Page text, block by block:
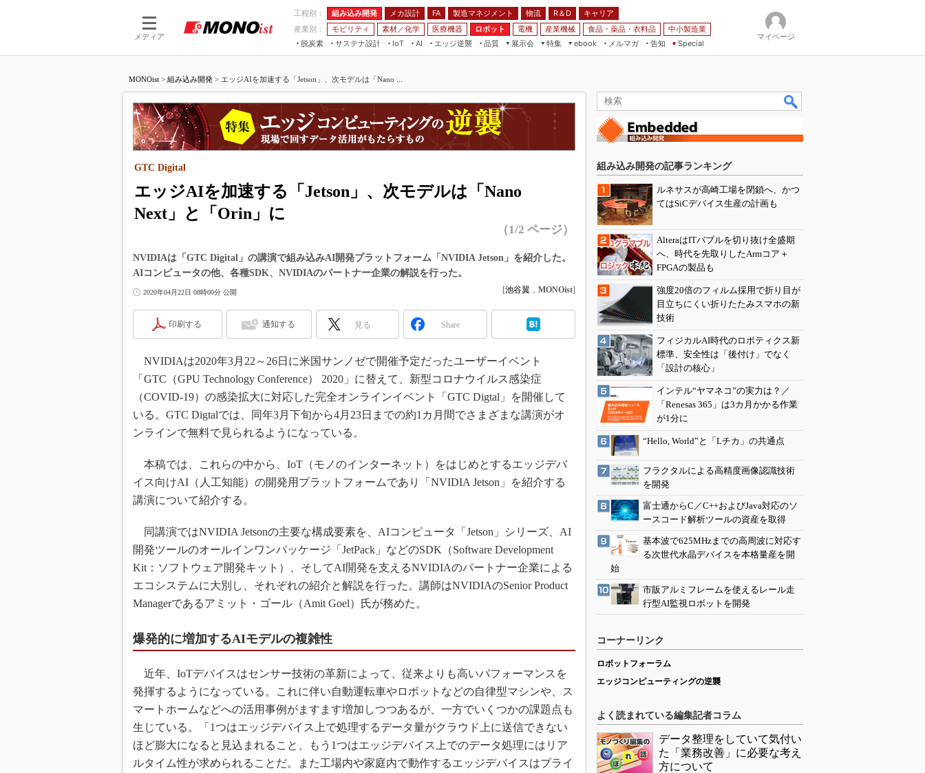
メディア
工程別： 組み込み開発 メカ設計 FA 製造マネジメント 物流 R＆D
キャリア
産業別：
モビリティ 素材／化学 医療機器 ロボット 電機 産業機械 食品・薬品・衣料品
中小製造業
脱炭素
サステナ設計
IoT
つながる工場
つながるサービス
AI
AI×設備保全
Physical AI
エッジ逆襲 品質
展示会
JIMTOF
組込み/エッジ コンピューティング
展＆IoT/5Gソリューション展
IIFES
国際ロボット展
TECHNO-FRONTIER
EdgeTech+
日本ものづくりワールド
産業オープンネット展
特集
5G
VR／AR
フィールドサービス
組み込み画像技術
ISO26262
3Dプリンタ
デジタルツインとCAE
S＆OP
インダストリー4.0
イノベーション
製造業ビッグデータ
植物工場
知財マネジメント
グローバル設計・開発
制御セキュリティ
新型コロナへの対応
ebook
製造マネジメント
FA
モビリティ
メルマガ
告知 Special
マイページ
MONOist > 組み込み開発 > エッジAIを加速する「Jetson」、次モデルは「Nano ...
エッジAIを加速する「Jetson」、次モデルは「Nano
Next」と「Orin」に
GTC Digital
（1/2 ページ）
NVIDIAは「GTC Digital」の講演で組み込みAI開発プラットフォーム「NVIDIA Jetson」を紹介した。
AIコンピュータの他、各種SDK、NVIDIAのパートナー企業の解説を行った。
2020年04月22日 08時00分 公開 [池谷翼 ， MONOist]
印刷する 通知する 見る Share
NVIDIAは2020年3月22～26日に米国サンノゼで開催予定だったユーザーイベント
「GTC（GPU Technology Conference） 2020」に替えて、新型コロナウイルス感染症
（COVID-19）の感染拡大に対応した完全オンラインイベント「GTC Digtal」を開催して
いる。GTC Digtalでは、同年3月下旬から4月23日までの約1カ月間でさまざまな講演がオ
ンラインで無料で見られるようになっている。
本稿では、これらの中から、IoT（モノのインターネット）をはじめとするエッジデバ
イス向けAI（人工知能）の開発用プラットフォームであり「NVIDIA Jetson」を紹介する
講演について紹介する。
同講演ではNVIDIA Jetsonの主要な構成要素を、AIコンピュータ「Jetson」シリーズ、AI
開発ツールのオールインワンパッケージ「JetPack」などのSDK（Software Development
Kit：ソフトウェア開発キット）、そしてAI開発を支えるNVIDIAのパートナー企業による
エコシステムに大別し、それぞれの紹介と解説を行った。講師はNVIDIAのSenior Product
Managerであるアミット・ゴール（Amit Goel）氏が務めた。
爆発的に増加するAIモデルの複雑性
近年、IoTデバイスはセンサー技術の革新によって、従来よりも高いパフォーマンスを
発揮するようになっている。これに伴い自動運転車やロボットなどの自律型マシンや、ス
マートホームなどへの活用事例がますます増加しつつあるが、一方でいくつかの課題点も
生じている。「1つはエッジデバイス上で処理するデータ量がクラウド上に送信できない
ほど膨大になると見込まれること、もう1つはエッジデバイス上でのデータ処理にはリア
ルタイム性が求められることだ。また工場内や家庭内で動作するエッジデバイスはプライ
組み込み開発の記事ランキング
ルネサスが高崎工場を閉鎖へ、かつ
てはSiCデバイス生産の計画も
AlteraはITバブルを切り抜け全盛期
へ、時代を先取りしたArmコア＋
FPGAの製品も
強度20倍のフィルム採用で折り目が
目立ちにくい折りたたみスマホの新
技術
フィジカルAI時代のロボティクス新
標準、安全性は「後付け」でなく
「設計の核心」
インテル“ヤマネコ”の実力は？／
「Renesas 365」は3カ月かかる作業
が1分に
“Hello, World”と「Lチカ」の共通点
フラクタルによる高精度画像認識技術
を開発
富士通からC／C++およびJava対応のソ
ースコード解析ツールの資産を取得
基本波で625MHzまでの高周波に対応す
る次世代水晶デバイスを本格量産を開
始
市販アルミフレームを使えるレール走
行型AI監視ロボットを開発
コーナーリンク
ロボットフォーラム
エッジコンピューティングの逆襲
よく読まれている編集記者コラム
データ整理をしていて気付い
た「業務改善」に必要な考え
方について